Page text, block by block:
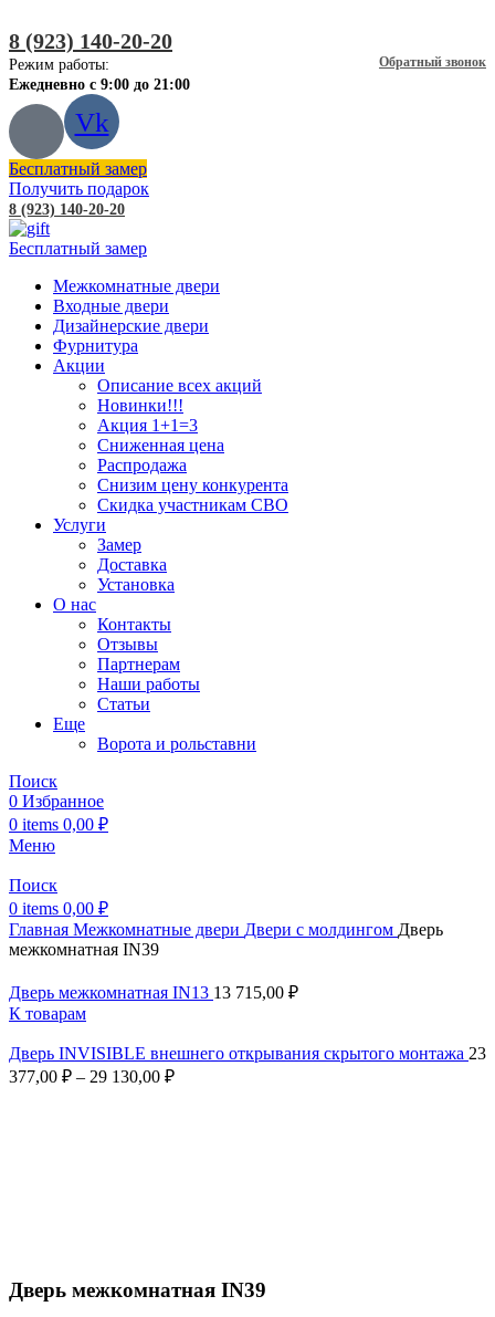
8 (923) 140-20-20
Обратный звонок
Режим работы:
Ежедневно с 9:00 до 21:00
Vk
Бесплатный замер
Получить подарок
8 (923) 140-20-20
Бесплатный замер
Межкомнатные двери
Входные двери
Дизайнерские двери
Фурнитура
Акции
Описание всех акций
Новинки!!!
Акция 1+1=3
Сниженная цена
Распродажа
Снизим цену конкурента
Скидка участникам СВО
Услуги
Замер
Доставка
Установка
О нас
Контакты
Отзывы
Партнерам
Наши работы
Статьи
Еще
Ворота и рольставни
Поиск
0 Избранное
0 items 0,00 ₽
Меню
Поиск
0 items 0,00 ₽
Главная Межкомнатные двери Двери с молдингом Дверь
межкомнатная IN39
Дверь межкомнатная IN13 13 715,00 ₽
К товарам
Дверь INVISIBLE внешнего открывания скрытого монтажа 23
377,00 ₽ – 29 130,00 ₽
Дверь межкомнатная IN39